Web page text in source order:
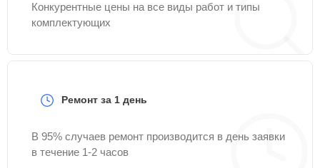
Конкурентные цены на все виды работ и типы
комплектующих
Ремонт за 1 день
В 95% случаев ремонт производится в день заявки
в течение 1-2 часов